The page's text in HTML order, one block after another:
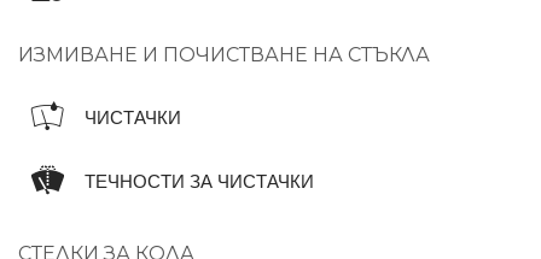
ИЗМИВАНЕ И ПОЧИСТВАНЕ НА СТЪКЛА
ЧИСТАЧКИ
ТЕЧНОСТИ ЗА ЧИСТАЧКИ
СТЕЛКИ ЗА КОЛА